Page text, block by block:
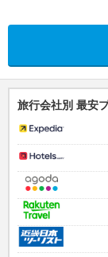
旅行会社別 最安